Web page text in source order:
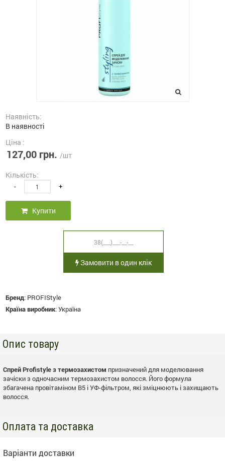
Наявність:
В наявності
Ціна :
127,00 грн. /шт
Кількість:
- +
Купити
Замовити в один клік
Бренд: PROFIStyle
Країна виробник:Україна
Опис товару
Спрей Profistyle з термозахистом призначений для моделювання
зачіски з одночасним термозахистом волосся. Його формула
збагачена провітаміном В5 і УФ-фільтром, які зміцнюють і захищають
волосся.
Оплата та доставка
Варіанти доставки